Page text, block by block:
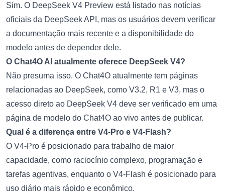
Sim. O DeepSeek V4 Preview está listado nas notícias
oficiais da DeepSeek API, mas os usuários devem verificar
a documentação mais recente e a disponibilidade do
modelo antes de depender dele.
O Chat4O AI atualmente oferece DeepSeek V4?
Não presuma isso. O Chat4O atualmente tem páginas
relacionadas ao DeepSeek, como V3.2, R1 e V3, mas o
acesso direto ao DeepSeek V4 deve ser verificado em uma
página de modelo do Chat4O ao vivo antes de publicar.
Qual é a diferença entre V4-Pro e V4-Flash?
O V4-Pro é posicionado para trabalho de maior
capacidade, como raciocínio complexo, programação e
tarefas agentivas, enquanto o V4-Flash é posicionado para
uso diário mais rápido e econômico.